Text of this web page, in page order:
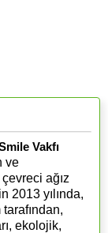
Vakfı
ve
ağız
2013 yılında,
ekolojik,